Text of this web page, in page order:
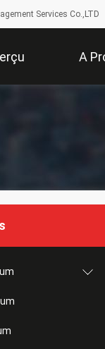
Services Co.,LTD
A